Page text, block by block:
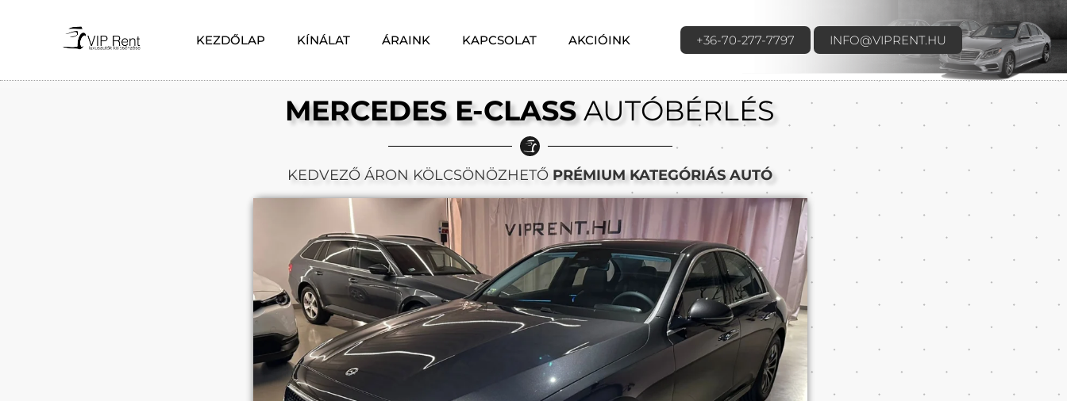
KEZDŐLAP KÍNÁLAT ÁRAINK KAPCSOLAT AKCIÓINK +36-70-277-7797 INFO@VIPRENT.HU
MERCEDES E-CLASSAUTÓBÉRLÉS
KEDVEZŐ ÁRON KÖLCSÖNÖZHETŐ PRÉMIUM KATEGÓRIÁS AUTÓ